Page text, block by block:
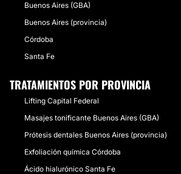
Buenos Aires (GBA)
Buenos Aires (provincia)
Córdoba
Santa Fe
TRATAMIENTOS POR PROVINCIA
Lifting Capital Federal
Masajes tonificante Buenos Aires (GBA)
Prótesis dentales Buenos Aires (provincia)
Exfoliación química Córdoba
Ácido hialurónico Santa Fe